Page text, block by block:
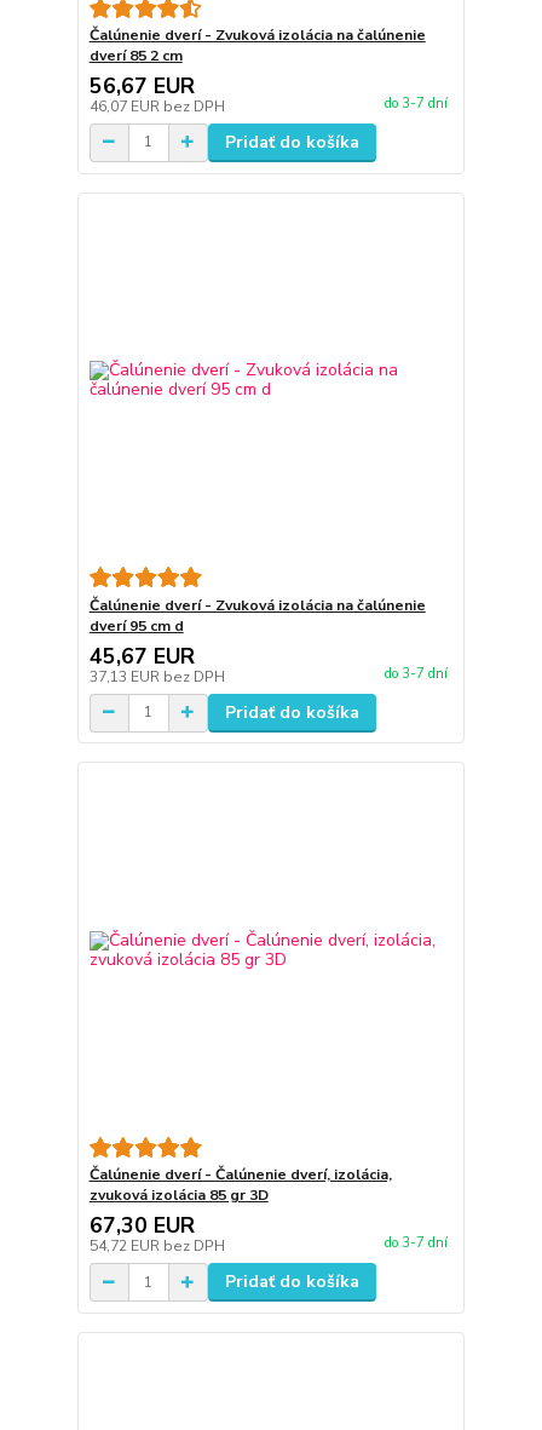
Čalúnenie dverí - Zvuková izolácia na čalúnenie
dverí 85 2 cm
56,67 EUR
46,07 EUR bez DPH do 3-7 dní
Pridať do košíka
Čalúnenie dverí - Zvuková izolácia na čalúnenie
dverí 95 cm d
45,67 EUR
37,13 EUR bez DPH do 3-7 dní
Pridať do košíka
Čalúnenie dverí - Čalúnenie dverí, izolácia,
zvuková izolácia 85 gr 3D
67,30 EUR
54,72 EUR bez DPH do 3-7 dní
Pridať do košíka